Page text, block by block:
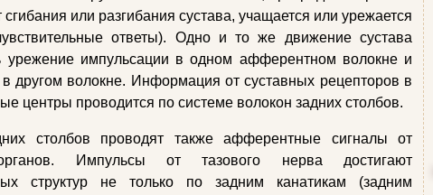
сгибания или разгибания сустава, учащается или урежается
ответы). Одно и то же движение сустава
урежение импульсации в одном афферентном волокне и
другом волокне. Информация от суставных рецепторов в
центры проводится по системе волокон задних столбов.
столбов проводят также афферентные сигналы от
Импульсы от тазового нерва достигают
структур не только по задним канатикам (задним